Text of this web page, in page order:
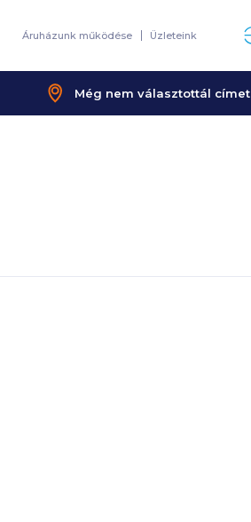
Áruházunk működése Üzleteink
Még nem választottál címet